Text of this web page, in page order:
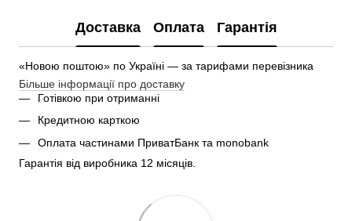
Доставка Оплата Гарантія
«Новою поштою» по Україні — за тарифами перевізника
Більше інформації про доставку
Готівкою при отриманні
Кредитною карткою
Оплата частинами ПриватБанк та monobank
Гарантія від виробника 12 місяців.